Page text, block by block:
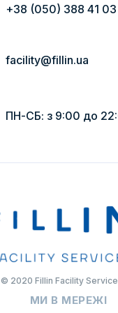
+38 (050) 388 41 03
facility@fillin.ua
ПН-СБ: з 9:00 до
© 2020 Fillin Facility
МИ В МЕРЕЖІ